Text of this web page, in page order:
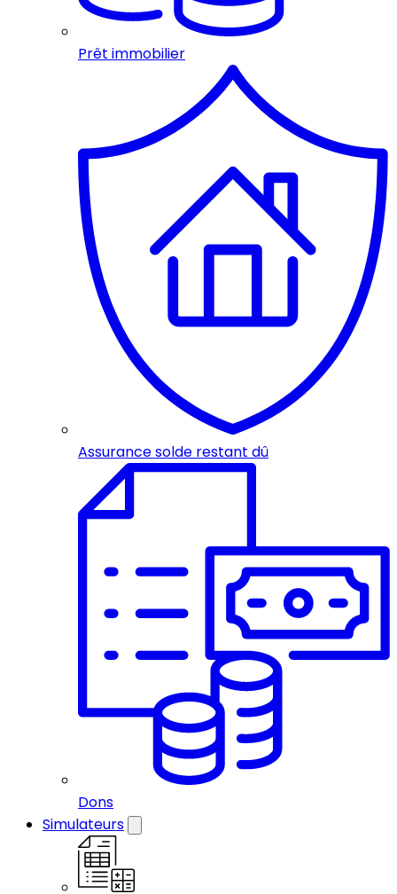
Prêt immobilier
Assurance solde restant dû
Dons
Simulateurs